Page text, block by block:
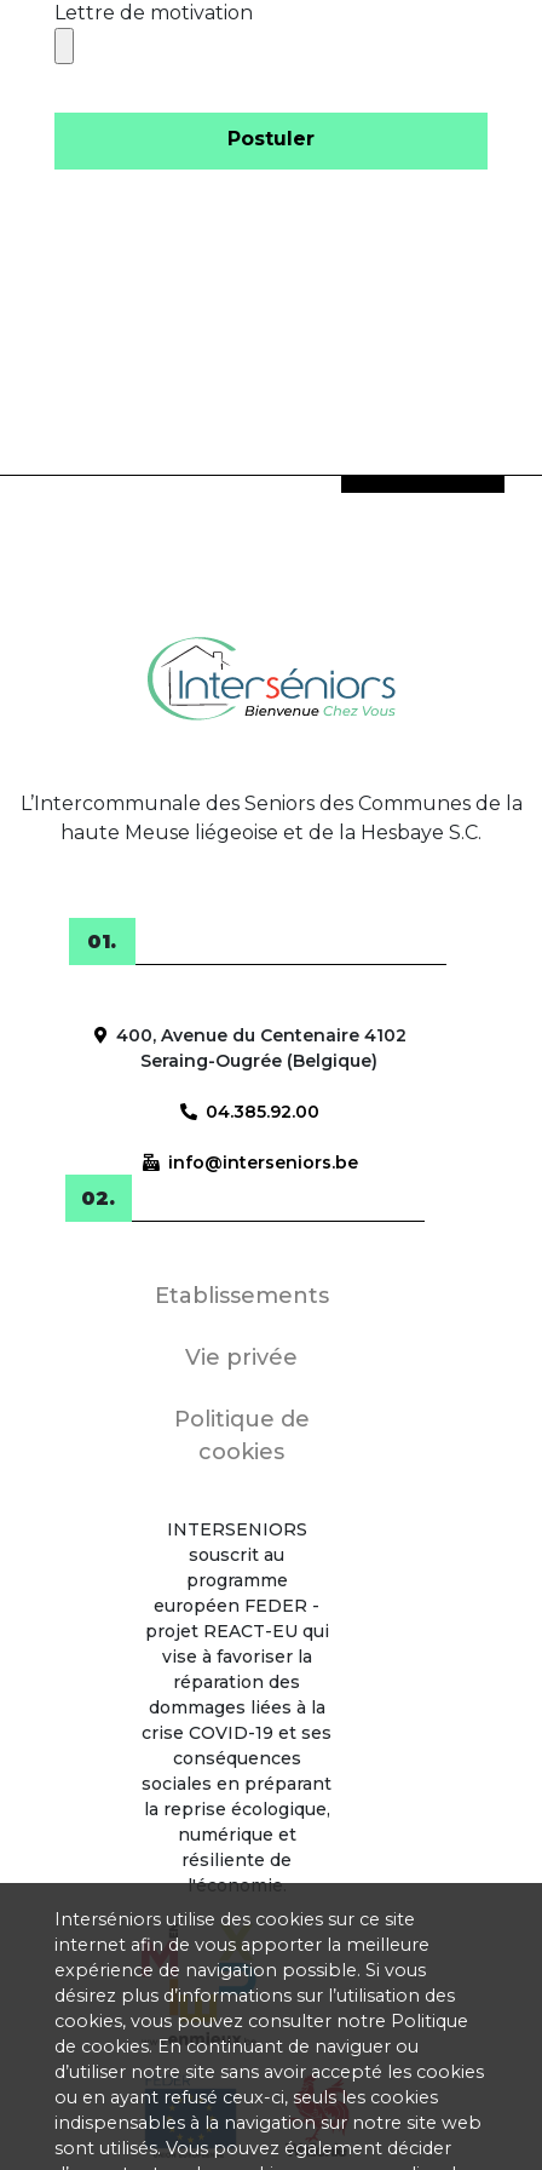
Interséniors utilise des cookies sur ce site
internet afin de vous apporter la meilleure
expérience de navigation possible. Si vous
désirez plus d’informations sur l’utilisation des
cookies, vous pouvez consulter notre Politique
de cookies. En continuant de naviguer ou
d’utiliser notre site sans avoir accepté les cookies
ou en ayant refusé ceux-ci, seuls les cookies
indispensables à la navigation sur notre site web
sont utilisés. Vous pouvez également décider
Lettre de motivation
L’Intercommunale des Seniors des Communes de la
haute Meuse liégeoise et de la Hesbaye S.C.
400, Avenue du Centenaire 4102
Seraing-Ougrée (Belgique)
04.385.92.00
info@interseniors.be
Etablissements
Vie privée
Politique de
cookies
INTERSENIORS
souscrit au
programme
européen FEDER -
projet REACT-EU qui
vise à favoriser la
réparation des
dommages liées à la
crise COVID-19 et ses
conséquences
sociales en préparant
la reprise écologique,
numérique et
résiliente de
l'économie.